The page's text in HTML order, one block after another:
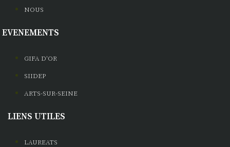
NOUS
EVENEMENTS
GIFA D'OR
SIIDEP
ARTS-SUR-SEINE
LIENS UTILES
LAUREATS